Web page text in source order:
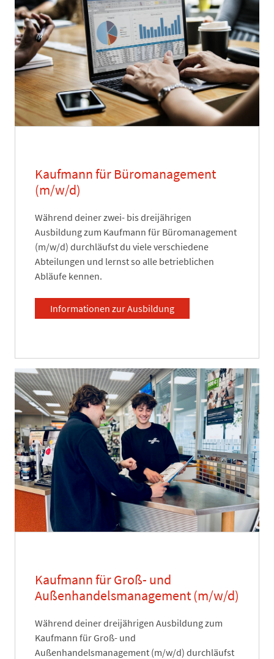
Kaufmann für Büromanagement
(m/w/d)
Während deiner zwei- bis dreijährigen
Ausbildung zum Kaufmann für Büromanagement
(m/w/d) durchläufst du viele verschiedene
Abteilungen und lernst so alle betrieblichen
Abläufe kennen.
Informationen zur Ausbildung
Kaufmann für Groß- und
Außenhandelsmanagement (m/w/d)
Während deiner dreijährigen Ausbildung zum
Kaufmann für Groß- und
Außenhandelsmanagement (m/w/d) durchläufst